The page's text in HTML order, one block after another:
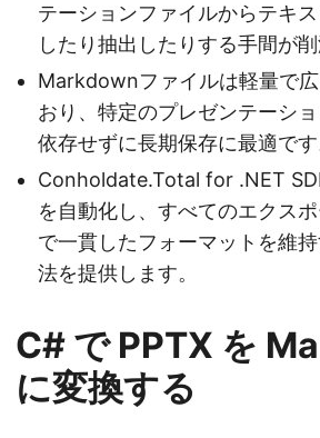
テーションファイルからテキ
したり抽出したりする手間が削
Markdownファイルは軽量で
おり、特定のプレゼンテーシ
依存せずに長期保存に最適です
Conholdate.Total for .NET
を自動化し、すべてのエクス
で一貫したフォーマットを維
法を提供します。
C# で PPTX を
に変換する